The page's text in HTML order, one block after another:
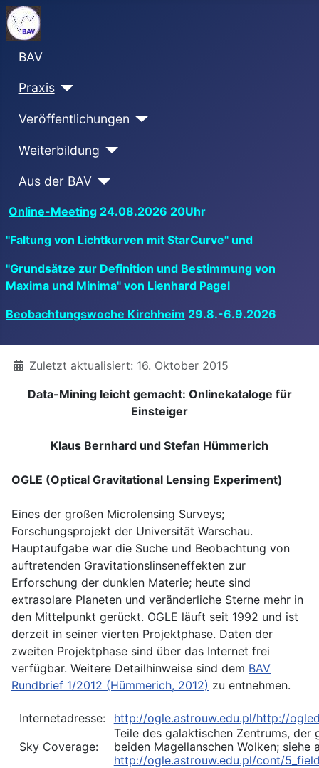
BAV
Praxis
Veröffentlichungen
Weiterbildung
Aus der BAV
Online-Meeting 24.08.2026 20Uhr
"Faltung von Lichtkurven mit StarCurve" und
"Grundsätze zur Definition und Bestimmung von
Maxima und Minima" von Lienhard Pagel
Beobachtungswoche Kirchheim 29.8.-6.9.2026
DetailsZuletzt aktualisiert: 16. Oktober 2015
Data-Mining leicht gemacht: Onlinekataloge für
Einsteiger
Klaus Bernhard und Stefan Hümmerich
OGLE (Optical Gravitational Lensing Experiment)
Eines der großen Microlensing Surveys;
Forschungsprojekt der Universität Warschau.
Hauptaufgabe war die Suche und Beobachtung von
auftretenden Gravitationslinseneffekten zur
Erforschung der dunklen Materie; heute sind
extrasolare Planeten und veränderliche Sterne mehr in
den Mittelpunkt gerückt. OGLE läuft seit 1992 und ist
derzeit in seiner vierten Projektphase. Daten der
zweiten Projektphase sind über das Internet frei
verfügbar. Weitere Detailhinweise sind dem BAV
Rundbrief 1/2012 (Hümmerich, 2012) zu entnehmen.
Internetadresse: http://ogle.astrouw.edu.pl/http://
Sky Coverage:
Teile des galaktischen Zentrums, der
beiden Magellanschen Wolken; siehe
http://ogle.astrouw.edu.pl/cont/